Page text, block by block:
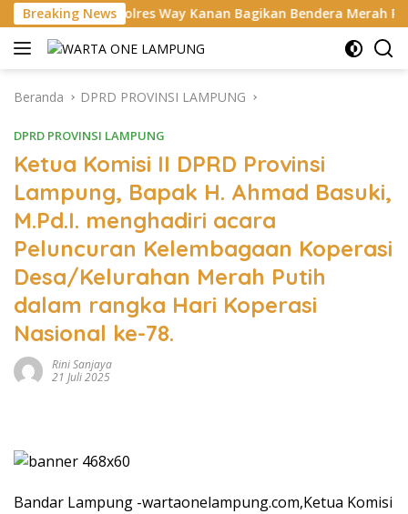
Langsung
ke
konten
Breaking News
Way Kanan Bagikan Bendera Merah Putih Gratis ke
Beranda DPRD PROVINSI LAMPUNG
DPRD PROVINSI LAMPUNG
Ketua Komisi II DPRD Provinsi
Lampung, Bapak H. Ahmad Basuki,
M.Pd.I. menghadiri acara
Peluncuran Kelembagaan Koperasi
Desa/Kelurahan Merah Putih
dalam rangka Hari Koperasi
Nasional ke-78.
Rini Sanjaya
21 Juli 2025
Bandar Lampung -wartaonelampung.com,Ketua Komisi